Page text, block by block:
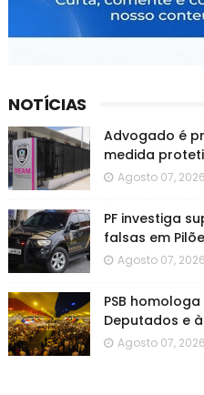
NOTÍCIAS
Advogado é
medida
Agosto 07, 2026
PF investiga
falsas em
Agosto 07, 2026
PSB
Deputados e à
Agosto 07, 2026